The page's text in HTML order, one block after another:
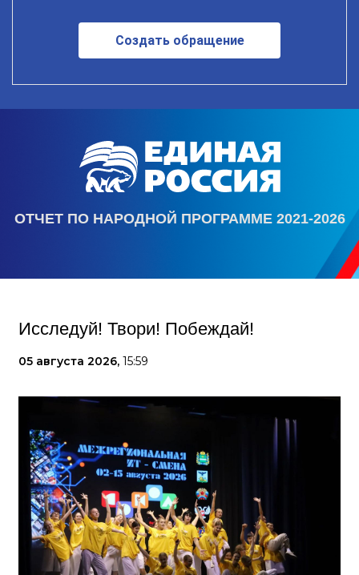
Создать обращение
ОТЧЕТ ПО НАРОДНОЙ ПРОГРАММЕ 2021-2026
Исследуй! Твори! Побеждай!
05 августа 2026, 15:59